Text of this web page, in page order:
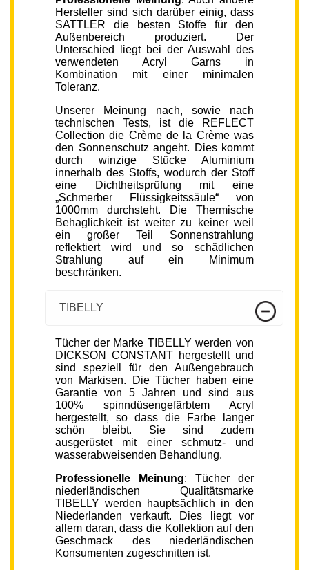
Hersteller sind sich darüber einig, dass
SATTLER die besten Stoffe für den
Außenbereich produziert. Der
Unterschied liegt bei der Auswahl des
verwendeten Acryl Garns in
Kombination mit einer minimalen
Toleranz.
Unserer Meinung nach, sowie nach
technischen Tests, ist die REFLECT
Collection die Crème de la Crème was
den Sonnenschutz angeht. Dies kommt
durch winzige Stücke Aluminium
innerhalb des Stoffs, wodurch der Stoff
eine Dichtheitsprüfung mit eine
„Schmerber Flüssigkeitssäule“ von
1000mm durchsteht. Die Thermische
Behaglichkeit ist weiter zu keiner weil
ein großer Teil Sonnenstrahlung
reflektiert wird und so schädlichen
Strahlung auf ein Minimum
beschränken.
TIBELLY
Tücher der Marke TIBELLY werden von
DICKSON CONSTANT hergestellt und
sind speziell für den Außengebrauch
von Markisen. Die Tücher haben eine
Garantie von 5 Jahren und sind aus
100% spinndüsengefärbtem Acryl
hergestellt, so dass die Farbe langer
schön bleibt. Sie sind zudem
ausgerüstet mit einer schmutz- und
wasserabweisenden Behandlung.
Professionelle Meinung: Tücher der
niederländischen Qualitätsmarke
TIBELLY werden hauptsächlich in den
Niederlanden verkauft. Dies liegt vor
allem daran, dass die Kollektion auf den
Geschmack des niederländischen
Konsumenten zugeschnitten ist.